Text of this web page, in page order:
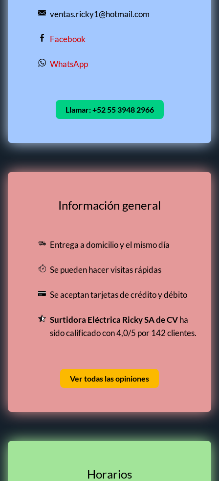
ventas.ricky1@hotmail.com
Facebook
WhatsApp
Llamar:+52 55 3948 2966
Información general
Entrega a domicilio y el mismo día
Se pueden hacer visitas rápidas
Se aceptan tarjetas de crédito y débito
Surtidora Eléctrica Ricky SA de CVha
sido calificado con 4,0/5 por 142 clientes.
Ver todas las opiniones
Horarios